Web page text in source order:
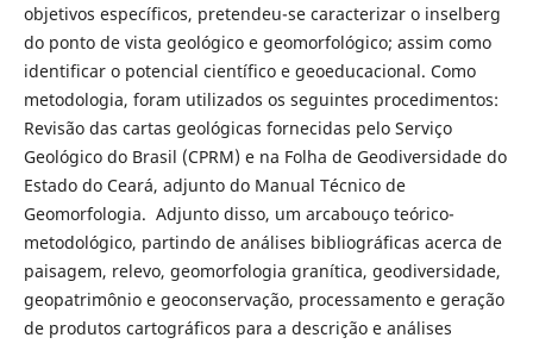
objetivos específicos, pretendeu-se caracterizar o inselberg
do ponto de vista geológico e geomorfológico; assim como
identificar o potencial científico e geoeducacional. Como
metodologia, foram utilizados os seguintes procedimentos:
Revisão das cartas geológicas fornecidas pelo Serviço
Geológico do Brasil (CPRM) e na Folha de Geodiversidade do
Estado do Ceará, adjunto do Manual Técnico de
Geomorfologia. Adjunto disso, um arcabouço teórico-
metodológico, partindo de análises bibliográficas acerca de
paisagem, relevo, geomorfologia granítica, geodiversidade,
geopatrimônio e geoconservação, processamento e geração
de produtos cartográficos para a descrição e análises